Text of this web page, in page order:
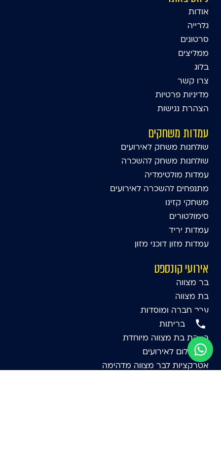
אודות
גלרייה
סרטונים
ממליצים
בלוג
צרו קשר
מדיניות פרטיות
הצהרת נגישות
עמדות משחקים
שולחנות משחק לאירועים
שולחנות משחק להשכרה
עמדות מולטימדיה
מתנפחים להשכרה לאירועים
משחקי קזינו
סימולטורים
עמדות יריד
עמדות מזון דוכני מזון
אירועי קונספט
בר מצווה
בת מצווה
ערב חברה ומוסדות
אירועי בריתות
הפקת בת מצווה מיוחדת
תא צילום לאירועים
אטרקציות לבר מצווה מדהימה